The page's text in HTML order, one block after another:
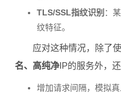
TLS/SSL指纹识别 ：
纹特征。
应对这种情况，除了
名、高纯净IP的服务外，
增加请求间隔，模拟真